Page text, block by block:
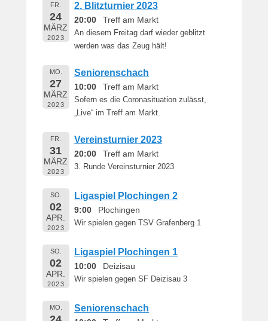
FR.
24
MÄRZ
2023
2. Blitzturnier 2023
20:00 Treff am Markt
An diesem Freitag darf wieder geblitzt
werden was das Zeug hält!
MO.
27
MÄRZ
2023
Seniorenschach
10:00 Treff am Markt
Sofern es die Coronasituation zulässt,
„Live“ im Treff am Markt.
FR.
31
MÄRZ
2023
Vereinsturnier 2023
20:00 Treff am Markt
3. Runde Vereinsturnier 2023
SO.
02
APR.
2023
Ligaspiel Plochingen 2
9:00 Plochingen
Wir spielen gegen TSV Grafenberg 1
SO.
02
APR.
2023
Ligaspiel Plochingen 1
10:00 Deizisau
Wir spielen gegen SF Deizisau 3
MO. Seniorenschach